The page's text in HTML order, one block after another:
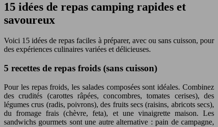
15 idées de repas camping rapides et
savoureux
Voici 15 idées de repas faciles à préparer, avec ou sans cuisson, pour
des expériences culinaires variées et délicieuses.
5 recettes de repas froids (sans cuisson)
Pour les repas froids, les salades composées sont idéales. Combinez
des crudités (carottes râpées, concombres, tomates cerises), des
légumes crus (radis, poivrons), des fruits secs (raisins, abricots secs),
du fromage frais (chèvre, feta), et une vinaigrette maison. Les
sandwichs gourmets sont une autre alternative : pain de campagne,